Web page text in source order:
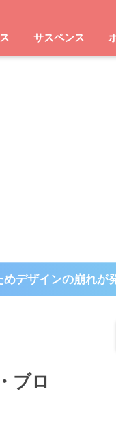
サスペンス
デザインの崩れが
ブロ